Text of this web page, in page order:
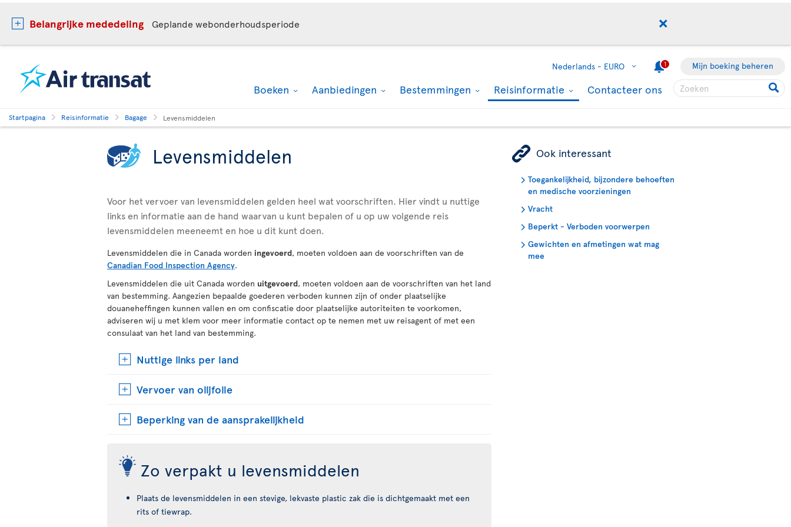
Belangrijke mededeling Geplande webonderhoudsperiode
Nederlands - EURO 1 Mijn boeking beheren
Boeken Aanbiedingen Bestemmingen Reisinformatie Contacteer ons
Startpagina Reisinformatie Bagage Levensmiddelen
Levensmiddelen
Voor het vervoer van levensmiddelen gelden heel wat voorschriften. Hier vindt u nuttige
links en informatie aan de hand waarvan u kunt bepalen of u op uw volgende reis
levensmiddelen meeneemt en hoe u dit kunt doen.
Levensmiddelen die in Canada worden ingevoerd, moeten voldoen aan de voorschriften van de
Canadian Food Inspection Agency.
Levensmiddelen die uit Canada worden uitgevoerd, moeten voldoen aan de voorschriften van het land
van bestemming. Aangezien bepaalde goederen verboden kunnen zijn of onder plaatselijke
douaneheffingen kunnen vallen en om confiscatie door plaatselijke autoriteiten te voorkomen,
adviseren wij u met klem voor meer informatie contact op te nemen met uw reisagent of met een
consulaat van het land van bestemming.
Nuttige links per land
Vervoer van olijfolie
Beperking van de aansprakelijkheid
Zo verpakt u levensmiddelen
Plaats de levensmiddelen in een stevige, lekvaste plastic zak die is dichtgemaakt met een
rits of tiewrap.
ÿ Ook interessant
Toegankelijkheid, bijzondere behoeften
en medische voorzieningen
Vracht
Beperkt - Verboden voorwerpen
Gewichten en afmetingen wat mag
mee